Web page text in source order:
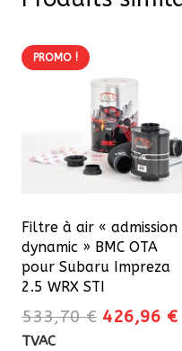
PROMO !
Filtre à air « admission
dynamic » BMC OTA
pour Subaru Impreza
2.5 WRX STI
533,70€ Le
426,96 €
TVAC